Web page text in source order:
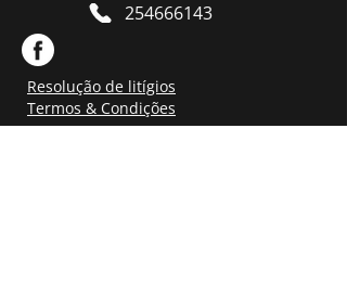
254666143
Resolução de litígios
Termos & Condições